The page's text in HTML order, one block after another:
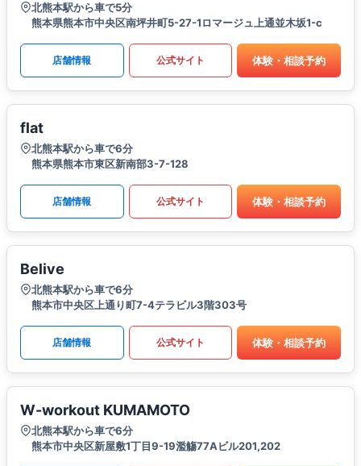
北熊本駅から車で5分
熊本県熊本市中央区南坪井町5-27-1ロマージュ上通並木坂1-c
店舗情報 公式サイト 体験・相談予約
flat
北熊本駅から車で6分
熊本県熊本市東区新南部3-7-128
店舗情報 公式サイト 体験・相談予約
Belive
北熊本駅から車で6分
熊本市中央区上通り町7-4テラビル3階303号
店舗情報 公式サイト 体験・相談予約
W-workout KUMAMOTO
北熊本駅から車で6分
熊本市中央区新屋敷1丁目9-19濫觴77Aビル201,202